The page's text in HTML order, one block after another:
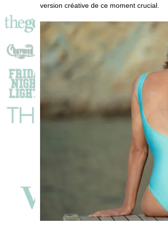
version créative de ce moment crucial.